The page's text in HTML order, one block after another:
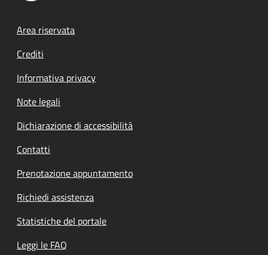
Footer menu
Area riservata
Crediti
Informativa privacy
Note legali
Dichiarazione di accessibilità
Contatti
Prenotazione appuntamento
Richiedi assistenza
Statistiche del portale
Leggi le FAQ